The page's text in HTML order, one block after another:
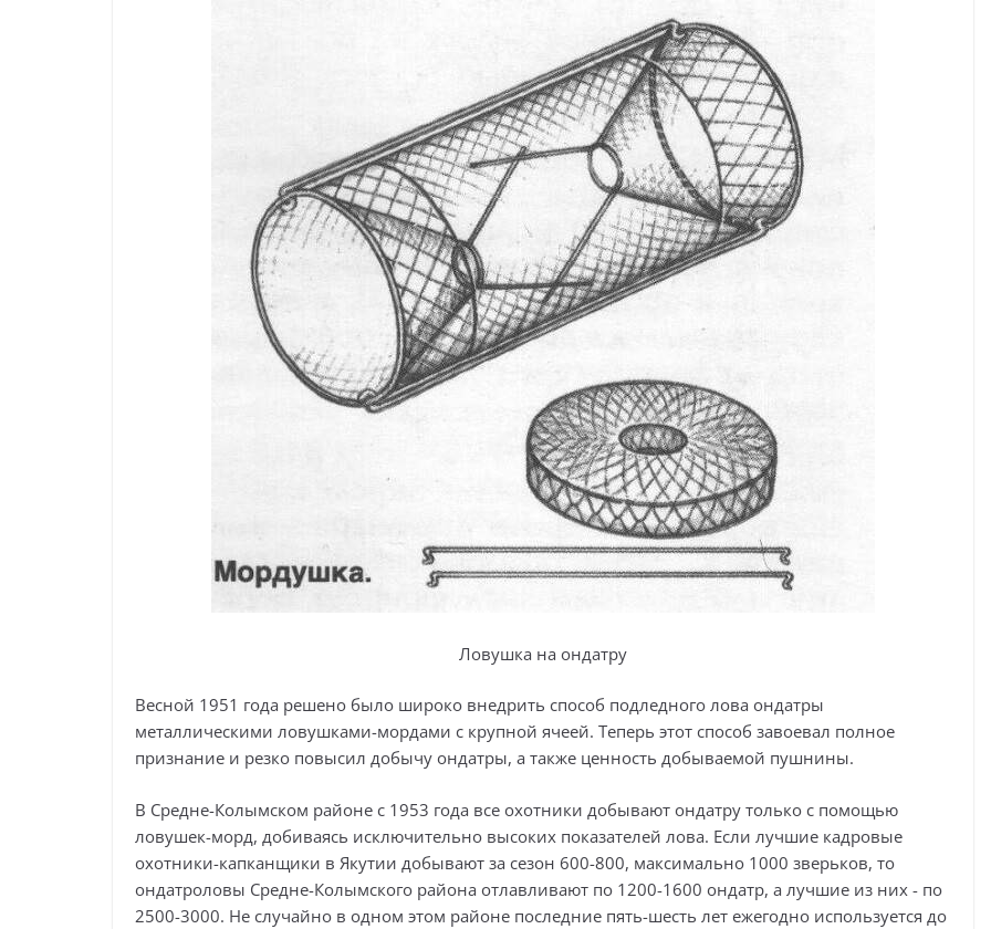
Ловушка на ондатру
Весной 1951 года решено было широко внедрить способ подледного лова ондатры
металлическими ловушками-мордами с крупной ячеей. Теперь этот способ завоевал полное
признание и резко повысил добычу ондатры, а также ценность добываемой пушнины.
В Средне-Колымском районе с 1953 года все охотники добывают ондатру только с помощью
ловушек-морд, добиваясь исключительно высоких показателей лова. Если лучшие кадровые
охотники-капканщики в Якутии добывают за сезон 600-800, максимально 1000 зверьков, то
ондатроловы Средне-Колымского района отлавливают по 1200-1600 ондатр, а лучшие из них - по
2500-3000. Не случайно в одном этом районе последние пять-шесть лет ежегодно используется до